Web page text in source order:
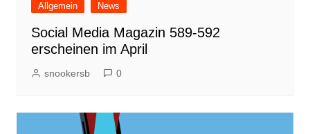
Allgemein News
Social Media Magazin 589-592
erscheinen im April
snookersb 0